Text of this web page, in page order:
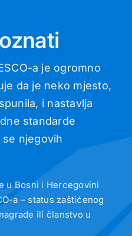
a je ogromno
da je neko mjesto,
i nastavlja
standarde
se njegovih
u Bosni i Hercegovini
a – status zaštićenog
ili članstvo u